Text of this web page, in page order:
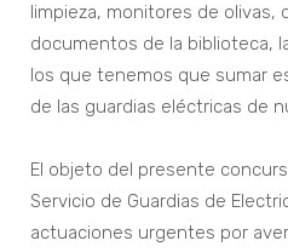
limpieza, monitores de olivas,
documentos de la biblioteca,
los que tenemos que sumar
de las guardias eléctricas de
El objeto del presente
Servicio de Guardias de
actuaciones urgentes por